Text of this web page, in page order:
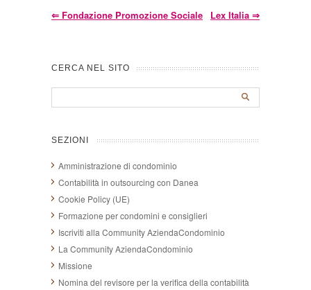
⇐ Fondazione Promozione Sociale Lex Italia ⇒
CERCA NEL SITO
SEZIONI
Amministrazione di condominio
Contabilità in outsourcing con Danea
Cookie Policy (UE)
Formazione per condomini e consiglieri
Iscriviti alla Community AziendaCondominio
La Community AziendaCondominio
Missione
Nomina del revisore per la verifica della contabilità